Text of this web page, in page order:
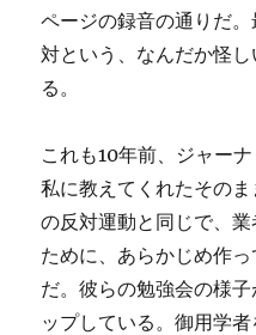
ページの録音の通りだ
対という、なんだか怪
る。
これも10年前、ジャー
私に教えてくれたその
の反対運動と同じで、
ために、あらかじめ作
だ。彼らの勉強会の様
ップしている。御用学